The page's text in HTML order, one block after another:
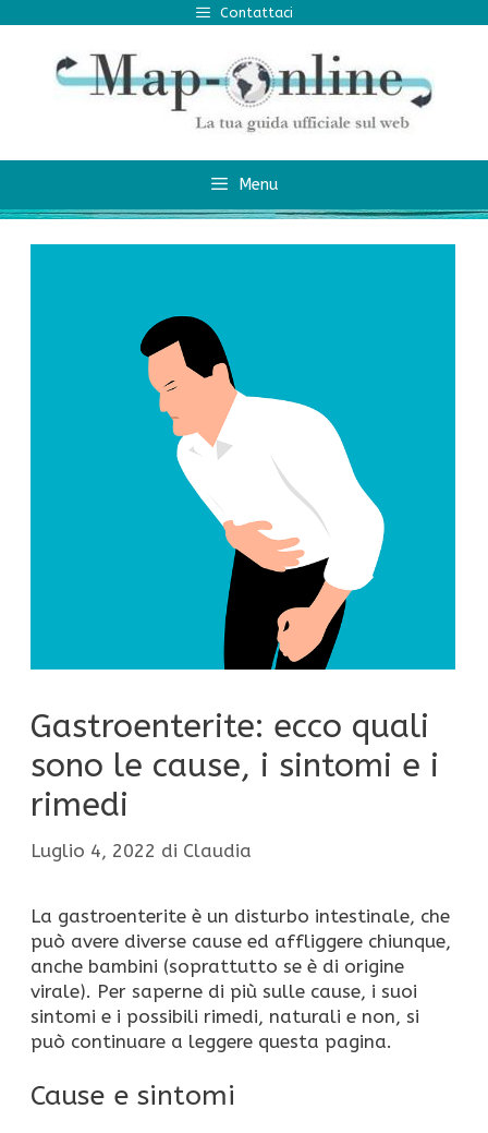
contenuto
Contattaci
Menu
Gastroenterite: ecco quali
sono le cause, i sintomi e i
rimedi
Luglio 4, 2022 di Claudia
La gastroenterite è un disturbo intestinale, che
può avere diverse cause ed affliggere chiunque,
anche bambini (soprattutto se è di origine
virale). Per saperne di più sulle cause, i suoi
sintomi e i possibili rimedi, naturali e non, si
può continuare a leggere questa pagina.
Cause e sintomi